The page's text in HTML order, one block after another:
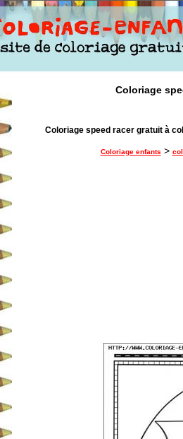
Coloriage
Coloriage speed racer gratuit à
Coloriage enfants >